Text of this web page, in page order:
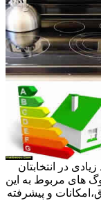
در انتخابتان
های مربوط به این
و پیشرفته